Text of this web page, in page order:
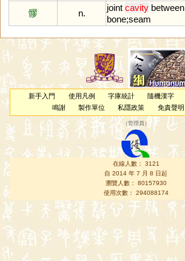
髎
n.
joint cavity between
bone;seam
新手入門 使用凡例 字庫統計 隨機漢字
鳴謝
製作單位 私隱政策 免責聲明
（管理員 ）
在線人數： 3121
自 2014 年 7 月 8 日起
瀏覽人數： 80157930
使用次數： 294088174